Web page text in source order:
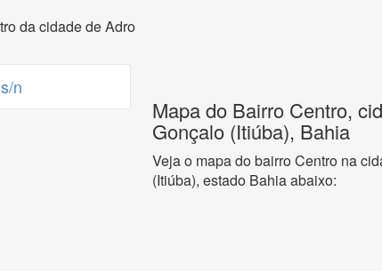
da cidade de Adro
n
Mapa do Bairro Centro,
Gonçalo (Itiúba), Bahia
Veja o mapa do bairro Centro na
(Itiúba), estado Bahia abaixo: